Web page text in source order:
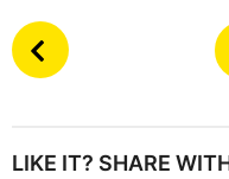
P
o
P
LIKE IT? SHARE